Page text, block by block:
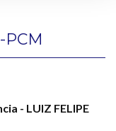
PCM
- LUIZ FELIPE